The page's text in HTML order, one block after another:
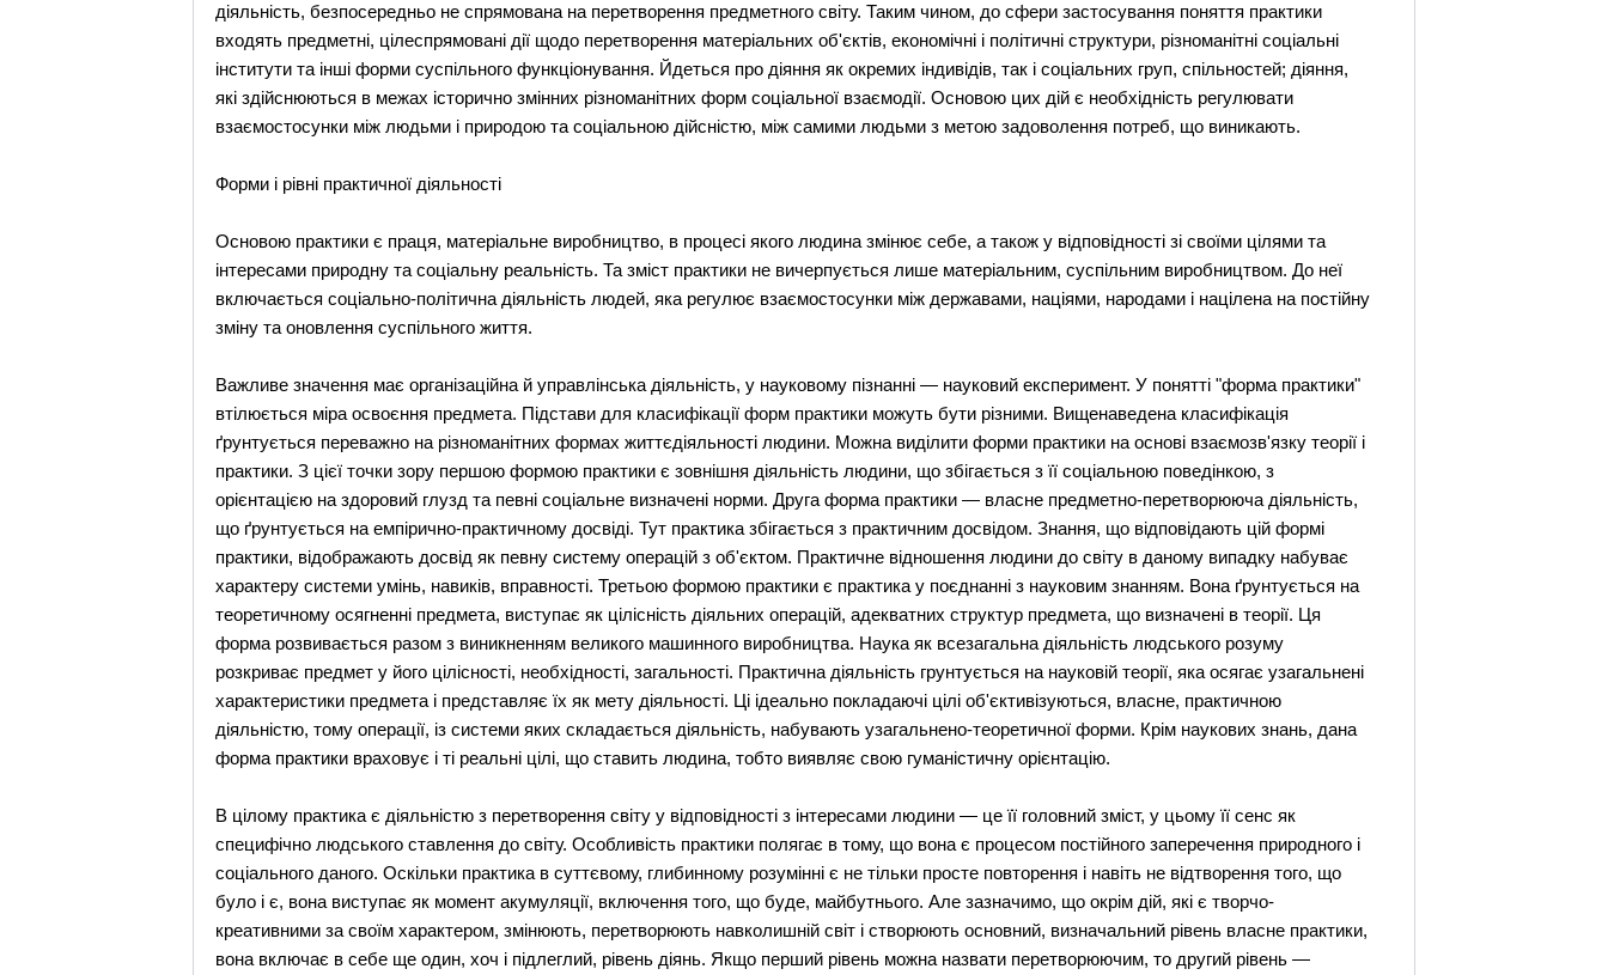
діяльність, безпосередньо не спрямована на перетворення предметного світу. Таким чином, до сфери застосування поняття практики
входять предметні, цілеспрямовані дії щодо перетворення матеріальних об'єктів, економічні і політичні структури, різноманітні соціальні
інститути та інші форми суспільного функціонування. Йдеться про діяння як окремих індивідів, так і соціальних груп, спільностей; діяння,
які здійснюються в межах історично змінних різноманітних форм соціальної взаємодії. Основою цих дій є необхідність регулювати
взаємостосунки між людьми і природою та соціальною дійсністю, між самими людьми з метою задоволення потреб, що виникають.
Форми і рівні практичної діяльності
Основою практики є праця, матеріальне виробництво, в процесі якого людина змінює себе, а також у відповідності зі своїми цілями та
інтересами природну та соціальну реальність. Та зміст практики не вичерпується лише матеріальним, суспільним виробництвом. До неї
включається соціально-політична діяльність людей, яка регулює взаємостосунки між державами, націями, народами і націлена на постійну
зміну та оновлення суспільного життя.
Важливе значення має організаційна й управлінська діяльність, у науковому пізнанні — науковий експеримент. У понятті "форма практики"
втілюється міра освоєння предмета. Підстави для класифікації форм практики можуть бути різними. Вищенаведена класифікація
ґрунтується переважно на різноманітних формах життєдіяльності людини. Можна виділити форми практики на основі взаємозв'язку теорії і
практики. З цієї точки зору першою формою практики є зовнішня діяльність людини, що збігається з її соціальною поведінкою, з
орієнтацією на здоровий глузд та певні соціальне визначені норми. Друга форма практики — власне предметно-перетворююча діяльність,
що ґрунтується на емпірично-практичному досвіді. Тут практика збігається з практичним досвідом. Знання, що відповідають цій формі
практики, відображають досвід як певну систему операцій з об'єктом. Практичне відношення людини до світу в даному випадку набуває
характеру системи умінь, навиків, вправності. Третьою формою практики є практика у поєднанні з науковим знанням. Вона ґрунтується на
теоретичному осягненні предмета, виступає як цілісність діяльних операцій, адекватних структур предмета, що визначені в теорії. Ця
форма розвивається разом з виникненням великого машинного виробництва. Наука як всезагальна діяльність людського розуму
розкриває предмет у його цілісності, необхідності, загальності. Практична діяльність грунтується на науковій теорії, яка осягає узагальнені
характеристики предмета і представляє їх як мету діяльності. Ці ідеально покладаючі цілі об'єктивізуються, власне, практичною
діяльністю, тому операції, із системи яких складається діяльність, набувають узагальнено-теоретичної форми. Крім наукових знань, дана
форма практики враховує і ті реальні цілі, що ставить людина, тобто виявляє свою гуманістичну орієнтацію.
В цілому практика є діяльністю з перетворення світу у відповідності з інтересами людини — це її головний зміст, у цьому її сенс як
специфічно людського ставлення до світу. Особливість практики полягає в тому, що вона є процесом постійного заперечення природного і
соціального даного. Оскільки практика в суттєвому, глибинному розумінні є не тільки просте повторення і навіть не відтворення того, що
було і є, вона виступає як момент акумуляції, включення того, що буде, майбутнього. Але зазначимо, що окрім дій, які є творчо-
креативними за своїм характером, змінюють, перетворюють навколишній світ і створюють основний, визначальний рівень власне практики,
вона включає в себе ще один, хоч і підлеглий, рівень діянь. Якщо перший рівень можна назвати перетворюючим, то другий рівень —